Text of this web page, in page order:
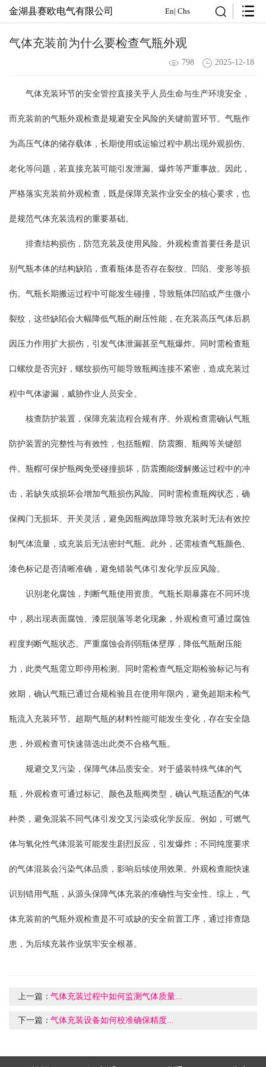
金湖县赛欧电气有限公司 En| Chs
气体充装前为什么要检查气瓶外观
798 2025-12-18
气体充装环节的安全管控直接关乎人员生命与生产环境安全，
而充装前的气瓶外观检查是规避安全风险的关键前置环节。气瓶作
为高压气体的储存载体，长期使用或运输过程中易出现外观损伤、
老化等问题，若直接充装可能引发泄漏、爆炸等严重事故。因此，
严格落实充装前外观检查，既是保障充装作业安全的核心要求，也
是规范气体充装流程的重要基础。
排查结构损伤，防范充装及使用风险。外观检查首要任务是识
别气瓶本体的结构缺陷，查看瓶体是否存在裂纹、凹陷、变形等损
伤。气瓶长期搬运过程中可能发生碰撞，导致瓶体凹陷或产生微小
裂纹，这些缺陷会大幅降低气瓶的耐压性能，在充装高压气体后易
因压力作用扩大损伤，引发气体泄漏甚至气瓶爆炸。同时需检查瓶
口螺纹是否完好，螺纹损伤可能导致瓶阀连接不紧密，造成充装过
程中气体渗漏，威胁作业人员安全。
核查防护装置，保障充装流程合规有序。外观检查需确认气瓶
防护装置的完整性与有效性，包括瓶帽、防震圈、瓶阀等关键部
件。瓶帽可保护瓶阀免受碰撞损坏，防震圈能缓解搬运过程中的冲
击，若缺失或损坏会增加气瓶损伤风险。同时需检查瓶阀状态，确
保阀门无损坏、开关灵活，避免因瓶阀故障导致充装时无法有效控
制气体流量，或充装后无法密封气瓶。此外，还需核查气瓶颜色、
漆色标记是否清晰准确，避免错装气体引发化学反应风险。
识别老化腐蚀，判断气瓶使用资质。气瓶长期暴露在不同环境
中，易出现表面腐蚀、漆层脱落等老化现象，外观检查可通过腐蚀
程度判断气瓶状态。严重腐蚀会削弱瓶体壁厚，降低气瓶耐压能
力，此类气瓶需立即停用检测。同时需检查气瓶定期检验标记与有
效期，确认气瓶已通过合规检验且在使用年限内，避免超期未检气
瓶流入充装环节。超期气瓶的材料性能可能发生变化，存在安全隐
患，外观检查可快速筛选出此类不合格气瓶。
规避交叉污染，保障气体品质安全。对于盛装特殊气体的气
瓶，外观检查可通过标记、颜色及瓶阀类型，确认气瓶适配的气体
种类，避免混装不同气体引发交叉污染或化学反应。例如，可燃气
体与氧化性气体混装可能发生剧烈反应，引发爆炸；不同纯度要求
的气体混装会污染气体品质，影响后续使用效果。外观检查能快速
识别错用气瓶，从源头保障气体充装的准确性与安全性。综上，气
体充装前的气瓶外观检查是不可或缺的安全前置工序，通过排查隐
患，为后续充装作业筑牢安全根基。
上一篇：气体充装过程中如何监测气体质量...
下一篇：气体充装设备如何校准确保精度...